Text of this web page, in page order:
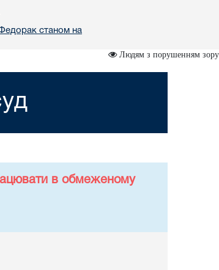
станом на
Людям з порушенням зору
в обмеженому